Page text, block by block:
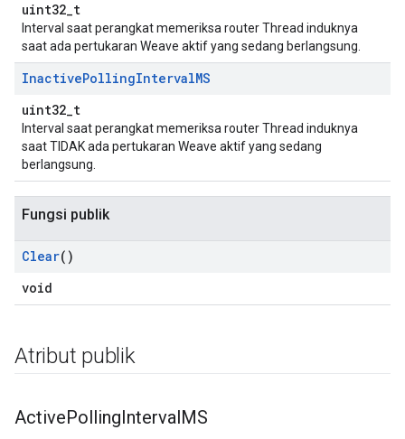
uint32_t
Interval saat perangkat memeriksa router Thread induknya
saat ada pertukaran Weave aktif yang sedang berlangsung.
InactivePollingIntervalMS
uint32_t
Interval saat perangkat memeriksa router Thread induknya
saat TIDAK ada pertukaran Weave aktif yang sedang
berlangsung.
Fungsi publik
Clear()
void
Atribut publik
ActivePollingIntervalMS